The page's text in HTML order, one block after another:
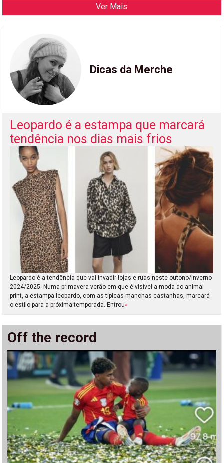
Ver Mais
Dicas da Merche
Leopardo é a estampa que marcará
tendência nos dias mais frios
Leopardo é a tendência que vai invadir lojas e ruas neste outono/inverno
2024/2025. Numa primavera-verão em que é visível a moda do animal
print, a estampa leopardo, com as típicas manchas castanhas, marcará
o estilo para a próxima temporada. Entrou»
Off the record